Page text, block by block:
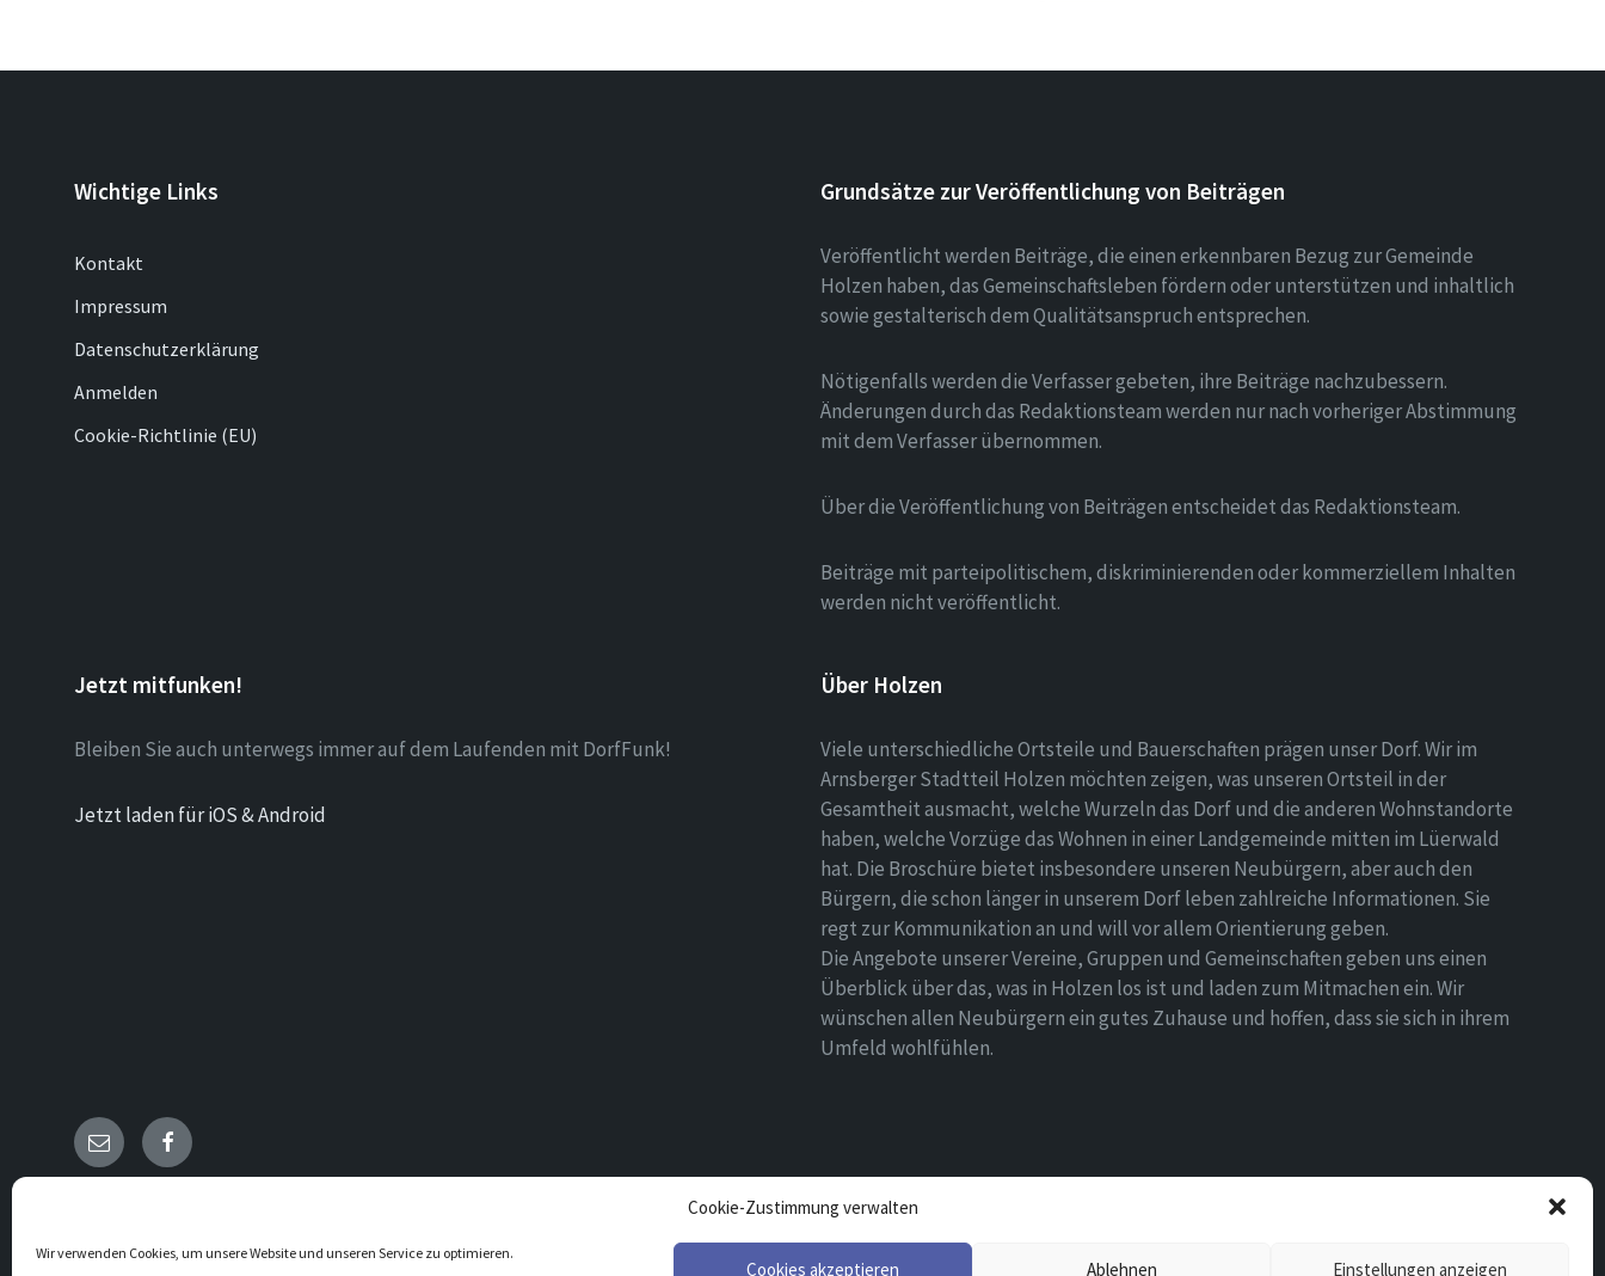
Cookie-Zustimmung verwalten
Wir verwenden Cookies, um unsere Website und unseren Service zu optimieren.
Cookies akzeptieren Ablehnen Einstellungen anzeigen
Wichtige Links
Kontakt
Impressum
Datenschutzerklärung
Anmelden
Cookie-Richtlinie (EU)
Grundsätze zur Veröffentlichung von Beiträgen
Veröffentlicht werden Beiträge, die einen erkennbaren Bezug zur Gemeinde
Holzen haben, das Gemeinschaftsleben fördern oder unterstützen und inhaltlich
sowie gestalterisch dem Qualitätsanspruch entsprechen.
Nötigenfalls werden die Verfasser gebeten, ihre Beiträge nachzubessern.
Änderungen durch das Redaktionsteam werden nur nach vorheriger Abstimmung
mit dem Verfasser übernommen.
Über die Veröffentlichung von Beiträgen entscheidet das Redaktionsteam.
Beiträge mit parteipolitischem, diskriminierenden oder kommerziellem Inhalten
werden nicht veröffentlicht.
Jetzt mitfunken!
Bleiben Sie auch unterwegs immer auf dem Laufenden mit DorfFunk!
Jetzt laden für iOS & Android
Über Holzen
Viele unterschiedliche Ortsteile und Bauerschaften prägen unser Dorf. Wir im
Arnsberger Stadtteil Holzen möchten zeigen, was unseren Ortsteil in der
Gesamtheit ausmacht, welche Wurzeln das Dorf und die anderen Wohnstandorte
haben, welche Vorzüge das Wohnen in einer Landgemeinde mitten im Lüerwald
hat. Die Broschüre bietet insbesondere unseren Neubürgern, aber auch den
Bürgern, die schon länger in unserem Dorf leben zahlreiche Informationen. Sie
regt zur Kommunikation an und will vor allem Orientierung geben.
Die Angebote unserer Vereine, Gruppen und Gemeinschaften geben uns einen
Überblick über das, was in Holzen los ist und laden zum Mitmachen ein. Wir
wünschen allen Neubürgern ein gutes Zuhause und hoffen, dass sie sich in ihrem
Umfeld wohlfühlen.
Email Facebook